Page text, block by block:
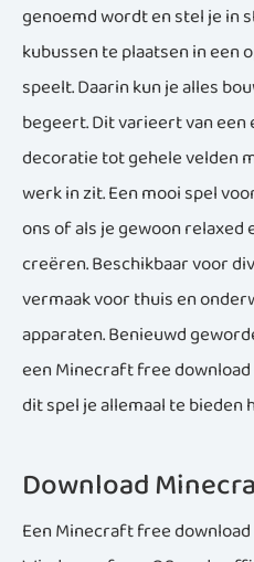
genoemd wordt en stel je in
kubussen te plaatsen in een
speelt. Daarin kun je alles
begeert. Dit varieert van
decoratie tot gehele velden
werk in zit. Een mooi spel
ons of als je gewoon relaxed
creëren. Beschikbaar voor
vermaak voor thuis en
apparaten. Benieuwd
een Minecraft free
dit spel je allemaal te bieden
Download
Een Minecraft free